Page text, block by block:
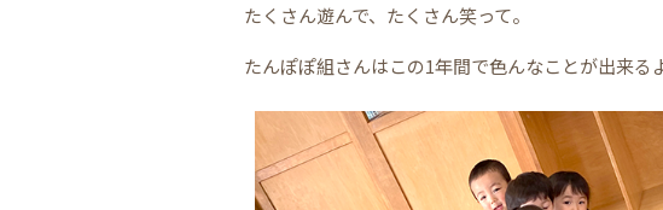
たくさん遊んで、たくさん笑って。
たんぽぽ組さんはこの1年間で色んなことが出来る